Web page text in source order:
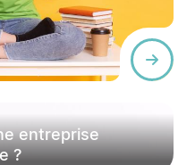
entreprise
?